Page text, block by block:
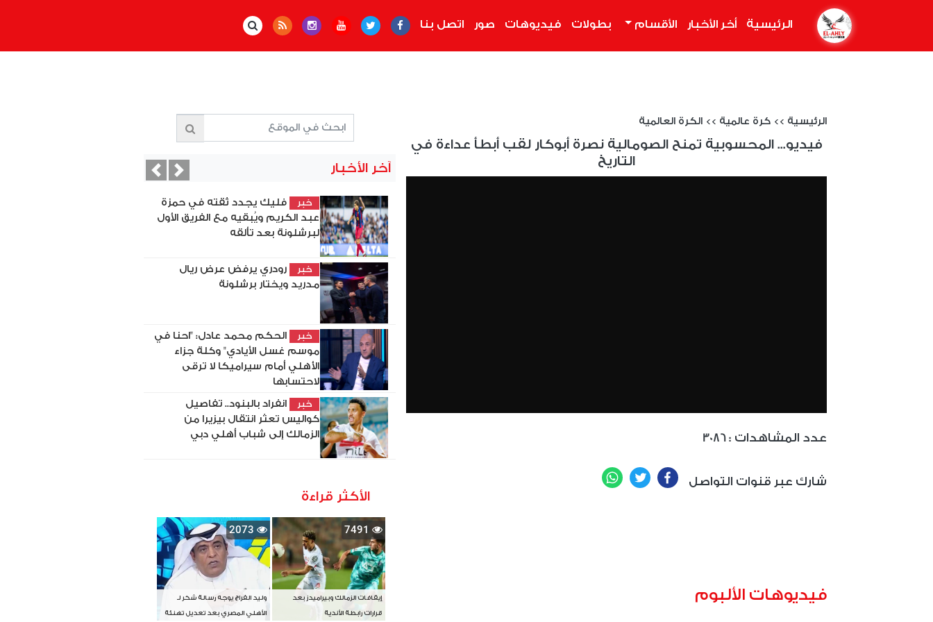
الرئيسية أخر الأخبار الأقسام بطولات فيديوهات صور اتصل بنا
الرئيسية >> كرة عالمية >> الكرة العالمية
فيديو... المحسوبية تمنح الصومالية نصرة أبوكار لقب أبطأ عداءة في
التاريخ
3086 : عدد المشاهدات
شارك عبر قنوات التواصل Facebook
Twitter
WhatsApp
فيديوهات الألبوم
آخر الأخبار
خبر
فليك يجدد ثقته في حمزة
عبد الكريم ويُبقيه مع الفريق الأول
لبرشلونة بعد تألقه
خبر
رودري يرفض عرض ريال
مدريد ويختار برشلونة
خبر
الحكم محمد عادل: "احنا في
موسم غسل الأيادي" وكلة جزاء
الأهلي أمام سيراميكا لا ترقى
لاحتسابها
خبر
انفراد بالبنود.. تفاصيل
كواليس تعثر انتقال بيزيرا من
الزمالك إلى شباب أهلي دبي
PreviousNext
الأكثر قراءة
7491
إيقافات الزمالك وبيراميدز بعد
قرارات رابطة الأندية
2073
وليد الفراج يوجه رسالة شكر لـ
الأهلي المصري بعد تعديل تهنئة